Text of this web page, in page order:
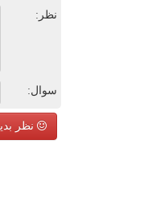
نظر:
سوال:
نظر